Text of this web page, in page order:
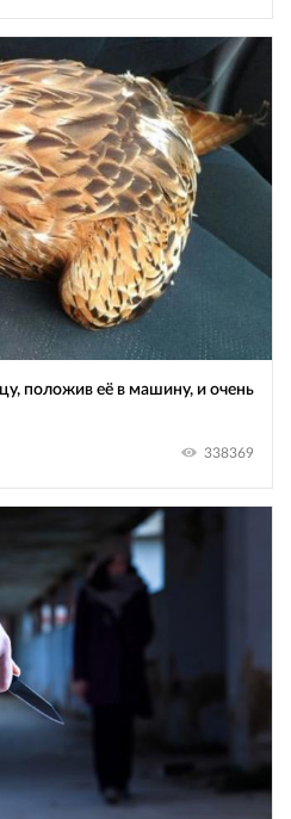
положив её в машину, и очень
338369